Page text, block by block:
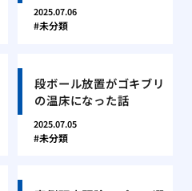
2025.07.06
未分類
段ボール放置がゴキブリ
の温床になった話
2025.07.05
未分類